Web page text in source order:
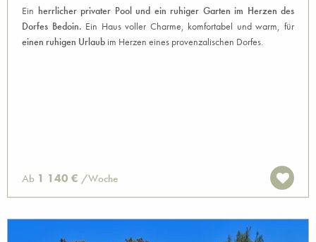
Ein herrlicher privater Pool und ein ruhiger Garten im Herzen des
Dorfes Bedoin. Ein Haus voller Charme, komfortabel und warm, für
einen ruhigen Urlaub im Herzen eines provenzalischen Dorfes.
Ab 1 140 € /Woche